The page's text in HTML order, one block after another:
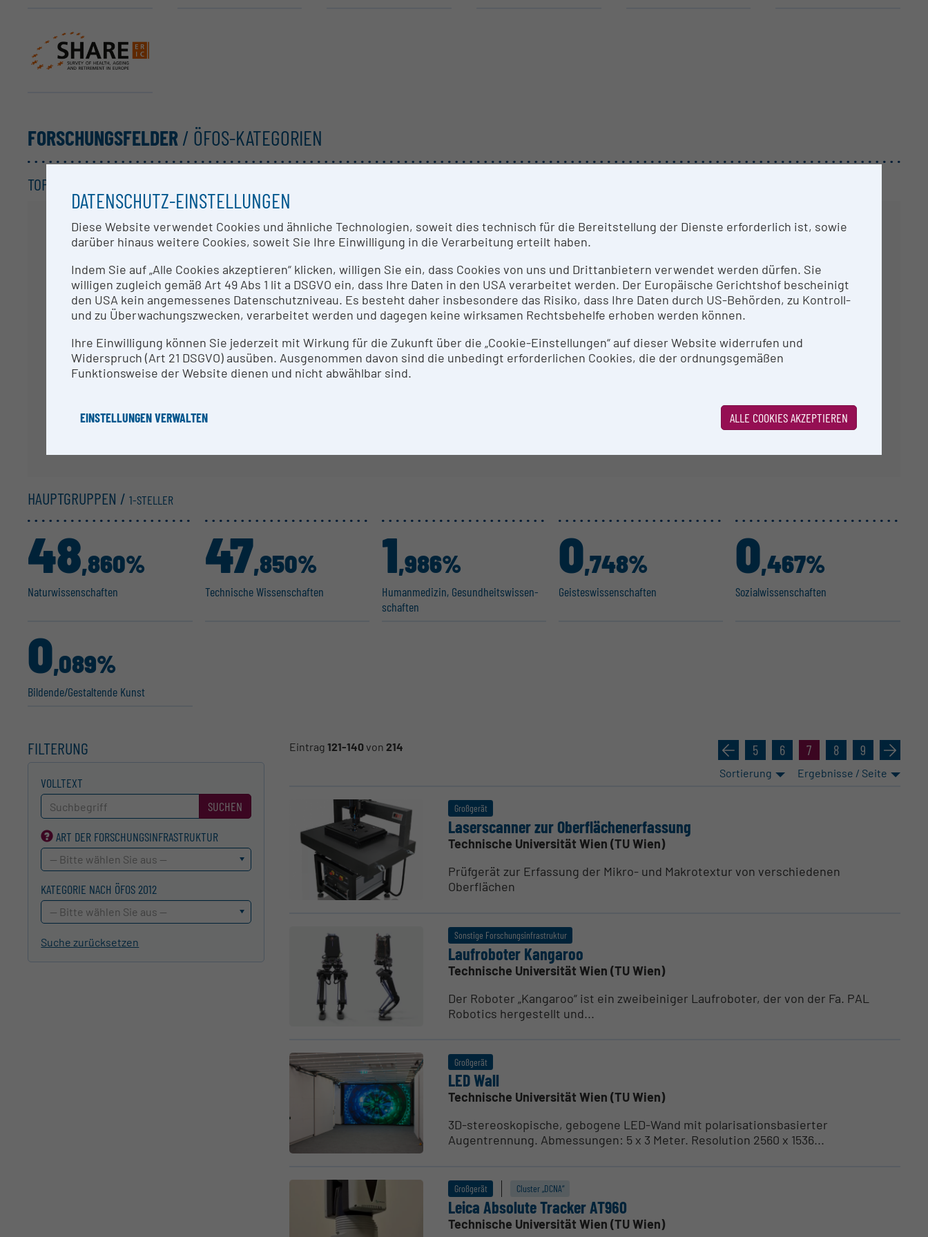
FORSCHUNGSFELDER/ ÖFOS-KATEGORIEN
TOP KATEGORIEN /
Ihre Datenschutz-Einstellungen verhindern die Anzeige der Diagramme.
Datenschutz-Einstellungen bearbeiten
HAUPTGRUPPEN /1-STELLER
Natur­wis­sen­schaften
48,860%
Technische Wissen­schaften
47,850%
Human­me­dizin, Gesund­heits­wis­sen­
schaften
1,986%
Geistes­wis­sen­schaften
0,748%
Sozial­wis­sen­schaften
0,467%
Bildende/Gestal­tende Kunst
0,089%
FILTERUNG
VOLLTEXT
SUCHEN
ART DER FORSCHUNGS­INFRASTRUKTUR
-- Bitte wählen Sie aus --
KATEGORIE NACH ÖFOS 2012
-- Bitte wählen Sie aus --
Suche zurücksetzen
Eintrag121-140von 214 « 5 6 7 8 9 »
Sortierung Ergebnisse / Seite
Großgerät
Laser­s­canner zur Oberflächen­er­fassung
Technische Universität Wien (TU Wien)
Prüfgerät zur Erfassung der Mikro- und Makrotextur von verschiedenen
Oberflächen
Sonstige Forschungsinfrastruktur
Laufro­boter Kangaroo
Technische Universität Wien (TU Wien)
Der Roboter „Kangaroo“ ist ein zweibeiniger Laufroboter, der von der Fa. PAL
Robotics hergestellt und...
Großgerät
LED Wall
Technische Universität Wien (TU Wien)
3D-stereoskopische, gebogene LED-Wand mit polarisationsbasierter
Augentrennung. Abmessungen: 5 x 3 Meter. Resolution 2560 x 1536...
Großgerät Cluster „DCNA“
Leica Absolute Tracker AT960
Technische Universität Wien (TU Wien)
DATENSCHUTZ-EINSTELLUNGEN
Diese Website verwendet Cookies und ähnliche Technologien, soweit dies technisch für die Bereitstellung der Dienste erforderlich ist, sowie
darüber hinaus weitere Cookies, soweit Sie Ihre Einwilligung in die Verarbeitung erteilt haben.
Indem Sie auf „Alle Cookies akzeptieren“ klicken, willigen Sie ein, dass Cookies von uns und Drittanbietern verwendet werden dürfen. Sie
willigen zugleich gemäß Art 49 Abs 1 lit a DSGVO ein, dass Ihre Daten in den USA verarbeitet werden. Der Europäische Gerichtshof bescheinigt
den USA kein angemessenes Datenschutzniveau. Es besteht daher insbesondere das Risiko, dass Ihre Daten durch US-Behörden, zu Kontroll-
und zu Überwachungszwecken, verarbeitet werden und dagegen keine wirksamen Rechtsbehelfe erhoben werden können.
Ihre Einwilligung können Sie jederzeit mit Wirkung für die Zukunft über die „Cookie-Einstellungen“ auf dieser Website widerrufen und
Widerspruch (Art 21 DSGVO) ausüben. Ausgenommen davon sind die unbedingt erforderlichen Cookies, die der ordnungsgemäßen
Funktionsweise der Website dienen und nicht abwählbar sind.
EINSTELLUNGEN VERWALTEN ALLE COOKIES AKZEPTIEREN